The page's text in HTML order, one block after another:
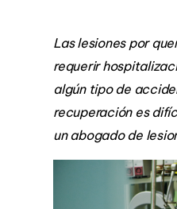
Las lesiones por
requerir
algún tipo de
recuperación es
un abogado de